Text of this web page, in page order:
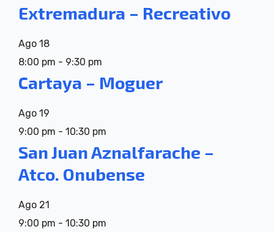
Extremadura – Recreativo
Ago 18
8:00 pm - 9:30 pm
Cartaya – Moguer
Ago 19
9:00 pm - 10:30 pm
San Juan Aznalfarache –
Atco. Onubense
Ago 21
9:00 pm - 10:30 pm